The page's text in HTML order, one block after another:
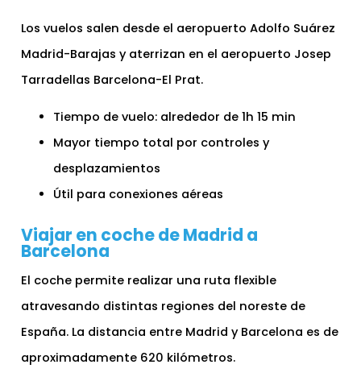
Los vuelos salen desde el aeropuerto Adolfo Suárez
Madrid-Barajas y aterrizan en el aeropuerto Josep
Tarradellas Barcelona-El Prat.
Tiempo de vuelo: alrededor de 1h 15 min
Mayor tiempo total por controles y
desplazamientos
Útil para conexiones aéreas
Viajar en coche de Madrid a
Barcelona
El coche permite realizar una ruta flexible
atravesando distintas regiones del noreste de
España. La distancia entre Madrid y Barcelona es de
aproximadamente 620 kilómetros.